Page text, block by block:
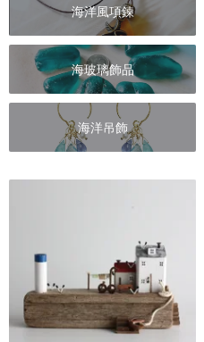
海洋風項鍊
海玻璃飾品
海洋吊飾